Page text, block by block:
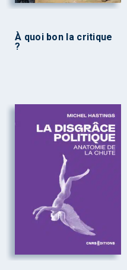
À quoi bon la critique
?